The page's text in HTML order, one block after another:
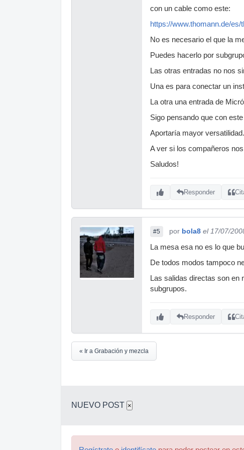
con un cable como este:
https://www.thomann.de/
No es necesario el que la
Puedes hacerlo por
Las otras entradas no nos
Una es para conectar un
La otra una entrada de
Sigo pensando que con
Aportaría mayor versatilidad.
A ver si los compañeros
Saludos!
Responder
#5 por bola8 el 17/07/
La mesa esa no es lo que
De todos modos tampoco
Las salidas directas son en
subgrupos.
Responder
« Ir a Grabación y mezcla
NUEVO POST ×